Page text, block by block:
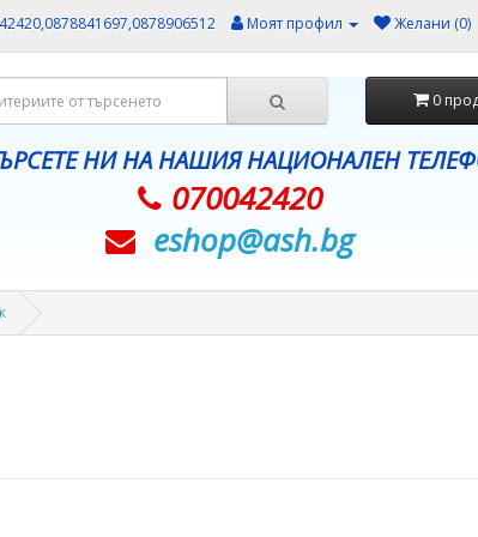
Моят профил Желани (0)
0
НИ НА НАШИЯ НАЦИОНАЛЕН
070042420
eshop@­ash.bg